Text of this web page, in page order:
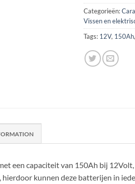
Categorieën:
Vissen en
Tags: 12V, 150Ah,
een capaciteit van 150Ah bij
kunnen deze batterijen in